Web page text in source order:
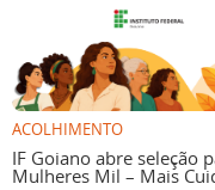
ACOLHIMENTO
IF Goiano abre seleção
Mulheres Mil – Mais